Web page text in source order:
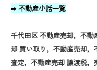
➡ 不動産小話一覧
千代田区 不動産売却，不
却 買い取り，不動産売却
査定，不動産売却 譲渡税